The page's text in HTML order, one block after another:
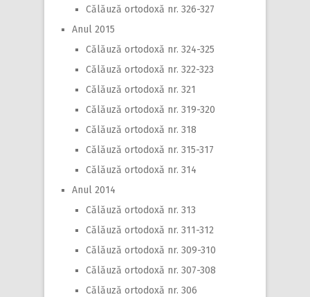
Călăuză ortodoxă nr. 326-327
Anul 2015
Călăuză ortodoxă nr. 324-325
Călăuză ortodoxă nr. 322-323
Călăuză ortodoxă nr. 321
Călăuză ortodoxă nr. 319-320
Călăuză ortodoxă nr. 318
Călăuză ortodoxă nr. 315-317
Călăuză ortodoxă nr. 314
Anul 2014
Călăuză ortodoxă nr. 313
Călăuză ortodoxă nr. 311-312
Călăuză ortodoxă nr. 309-310
Călăuză ortodoxă nr. 307-308
Călăuză ortodoxă nr. 306